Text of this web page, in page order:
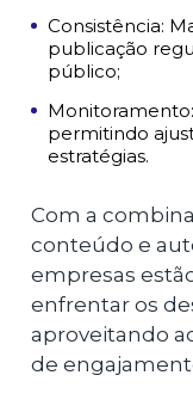
Consistência:
publicação
público;
permitindo
estratégias.
Com a
conteúdo e
empresas
enfrentar os
aproveitando
de